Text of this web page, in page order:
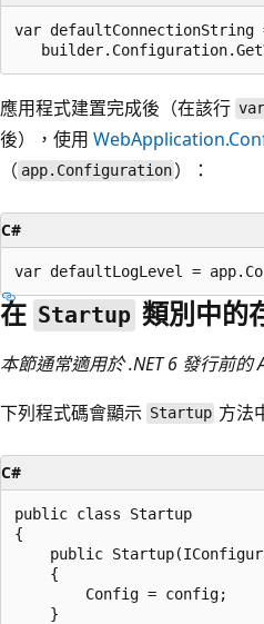
var defaultConnectionString
應用程式建置完成後（在該行
後），使用
（ app.Configuration ）：
C#
在 Startup 類別中的
本節通常適用於 .NET 6 發行前的
下列程式碼會顯示 Startup 方法
C#
public class Startup
{
public
    {
        Config = config;
    }